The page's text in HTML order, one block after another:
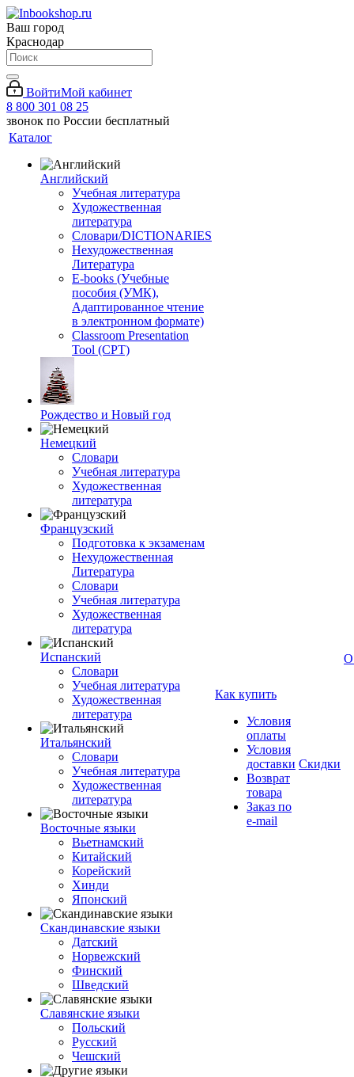
Ваш город
Краснодар
ВойтиМой кабинет
8 800 301 08 25
звонок по России бесплатный
Каталог
Английский
Учебная литература
Художественная
литература
Словари/DICTIONARIES
Нехудожественная
Литература
E-books (Учебные
пособия (УМК),
Адаптированное чтение
в электронном формате)
Classroom Presentation
Tool (CPT)
Рождество и Новый год
Немецкий
Словари
Учебная литература
Художественная
литература
Французский
Подготовка к экзаменам
Нехудожественная
Литература
Словари
Учебная литература
Художественная
литература
Испанский
Словари
Учебная литература
Художественная
литература
Итальянский
Словари
Учебная литература
Художественная
литература
Восточные языки
Вьетнамский
Китайский
Корейский
Хинди
Японский
Скандинавские языки
Датский
Норвежский
Финский
Шведский
Славянские языки
Польский
Русский
Чешский
Как купить
Условия
оплаты
Условия
доставки
Возврат
товара
Заказ по
e-mail
Скидки
О